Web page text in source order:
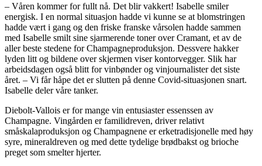
– Våren kommer for fullt nå. Det blir vakkert! Isabelle smiler
energisk. I en normal situasjon hadde vi kunne se at blomstringen
hadde vært i gang og den friske franske vårsolen hadde sammen
med Isabelle smilt sine sjarmerende toner over Cramant, et av de
aller beste stedene for Champagneproduksjon. Dessvere hakker
lyden litt og bildene over skjermen viser kontorvegger. Slik har
arbeidsdagen også blitt for vinbønder og vinjournalister det siste
året. – Vi får håpe det er slutten på denne Covid-situasjonen snart.
Isabelle deler våre tanker.
Diebolt-Vallois er for mange vin entusiaster essenssen av
Champagne. Vingården er familidreven, driver relativt
småskalaproduksjon og Champagnene er erketradisjonelle med høy
syre, mineraldreven og med dette tydelige brødbakst og brioche
preget som smelter hjerter.